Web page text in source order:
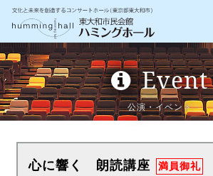
Event
公演・イベント
心に響く 朗読講座 満員御礼